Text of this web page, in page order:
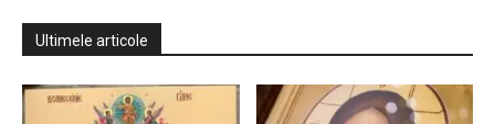
Ultimele articole